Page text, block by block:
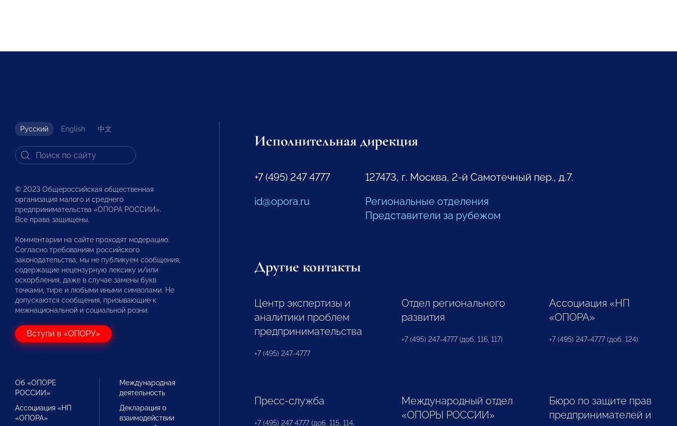
Русский English 中文
© 2023 Общероссийская общественная
организация малого и среднего
предпринимательства «ОПОРА РОССИИ».
Все права защищены.
Комментарии на сайте проходят модерацию.
Согласно требованиям российского
законодательства, мы не публикуем сообщения,
содержащие нецензурную лексику и/или
оскорбления, даже в случае замены букв
точками, тире и любыми иными символами. Не
допускаются сообщения, призывающие к
межнациональной и социальной розни.
Вступи в «ОПОРУ»
Об «ОПОРЕ
РОССИИ»
Ассоциация «НП
«ОПОРА»
Международная
деятельность
Декларация о
взаимодействии
Исполнительная дирекция
+7 (495) 247 4777
id@opora.ru
127473, г. Москва, 2-й Самотечный пер., д.7.
Региональные отделения
Представители за рубежом
Другие контакты
Центр экспертизы и
аналитики проблем
предпринимательства
+7 (495) 247-4777
Отдел регионального
развития
+7 (495) 247-4777 (доб. 116, 117)
Ассоциация «НП
«ОПОРА»
+7 (495) 247-4777 (доб. 124)
Пресс-служба
+7 (495) 247 4777 (доб. 115, 114,
Международный отдел
«ОПОРЫ РОССИИ»
Бюро по защите прав
предпринимателей и